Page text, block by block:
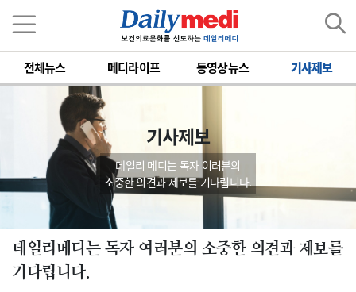
전체뉴스 메디라이프 동영상뉴스 기사제보
기사제보
데일리 메디는 독자 여러분의
소중한 의견과 제보를 기다립니다.
데일리메디는 독자 여러분의 소중한 의견과 제보를
기다립니다.